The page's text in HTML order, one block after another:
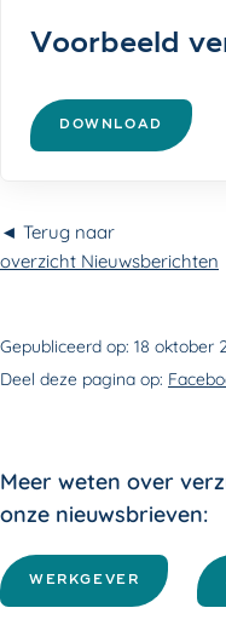
Voorbeeld
DOWNLOAD
◄ Terug naar
overzicht Nieuwsberichten
Gepubliceerd op: 18 oktober
Deel deze pagina op:
Meer weten over
onze nieuwsbrieven:
WERKGEVER